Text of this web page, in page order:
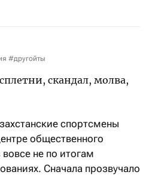
#другойты
спортсмены
общественного
не по итогам
Сначала прозвучало